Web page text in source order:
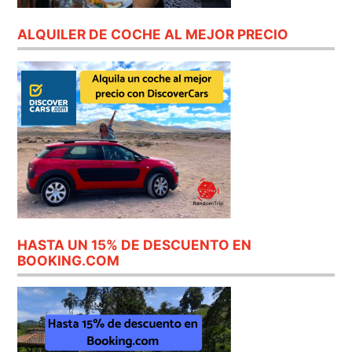
ALQUILER DE COCHE AL MEJOR PRECIO
HASTA UN 15% DE DESCUENTO EN
BOOKING.COM